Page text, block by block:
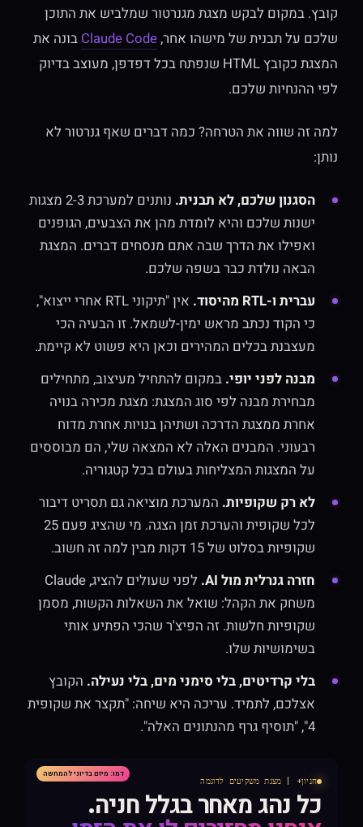
קובץ. במקום לבקש מצגת מגנרטור שמלביש את התוכן
שלכם על תבנית של מישהו אחר,Claude Codeבונה את
המצגת כקובץ HTML שנפתח בכל דפדפן, מעוצב בדיוק
לפי ההנחיות שלכם.
למה זה שווה את הטרחה? כמה דברים שאף גנרטור לא
נותן:
הסגנון שלכם, לא תבנית.
נותנים למערכת 2-3 מצגות
ישנות שלכם והיא לומדת מהן את הצבעים, הגופנים
ואפילו את הדרך שבה אתם מנסחים דברים. המצגת
הבאה נולדת כבר בשפה שלכם.
עברית ו-RTL מהיסוד.
אין "תיקוני RTL אחרי ייצוא",
כי הקוד נכתב מראש ימין-לשמאל. זו הבעיה הכי
מעצבנת בכלים המהירים וכאן היא פשוט לא קיימת.
מבנה לפני יופי.במקום להתחיל מעיצוב, מתחילים
מבחירת מבנה לפי סוג המצגת: מצגת מכירה בנויה
אחרת ממצגת הדרכה ושתיהן בנויות אחרת מדוח
רבעוני. המבנים האלה לא המצאה שלי, הם מבוססים
על המצגות המצליחות בעולם בכל קטגוריה.
לא רק שקופיות.המערכת מוציאה גם תסריט דיבור
לכל שקופית והערכת זמן הצגה. מי שהציג פעם 25
שקופיות בסלוט של 15 דקות מבין למה זה חשוב.
חזרה גנרלית מול AI.
לפני שעולים להציג, Claude
משחק את הקהל: שואל את השאלות הקשות, מסמן
שקופיות חלשות. זה הפיצ'ר שהכי הפתיע אותי
בשימושיות שלו.
בלי קרדיטים, בלי סימני מים, בלי נעילה.הקובץ
אצלכם, לתמיד. עריכה היא שיחה: "תקצר את שקופית
4", "תוסיף גרף מהנתונים האלה".